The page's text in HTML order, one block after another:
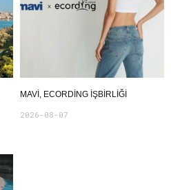
MAVI, ECORDING IŞBIRLIĞI
2026-08-07